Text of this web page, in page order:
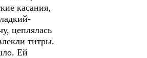
касания,
цеплялась
титры.
Ей